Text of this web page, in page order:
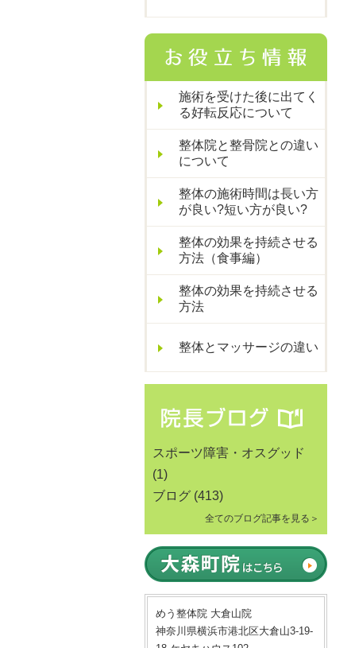
施術を受けた後に出てく
る好転反応について
整体院と整骨院との違い
について
整体の施術時間は長い方
が良い?短い方が良い?
整体の効果を持続させる
方法（食事編）
整体の効果を持続させる
方法
整体とマッサージの違い
スポーツ障害・オスグッド
(1)
ブログ (413)
全てのブログ記事を見る＞
めう整体院 大倉山院
神奈川県横浜市港北区大倉山3-19-